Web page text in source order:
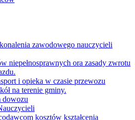
zawodowego nauczycieli
niepełnosprawnych ora zasady zwrotu
i opieka w czasie przewozu
na terenie gminy.
dowozu
kosztów kształcenia